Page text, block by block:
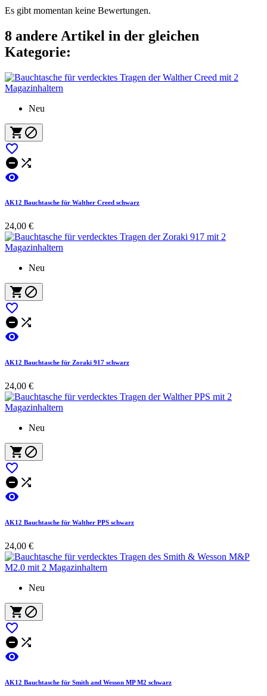
Es gibt momentan keine Bewertungen.
8 andere Artikel in der gleichen
Kategorie:
Neu
 

 

AK12 Bauchtasche für Walther Creed schwarz
24,00 €
Neu
 

 

AK12 Bauchtasche für Zoraki 917 schwarz
24,00 €
Neu
 

 

AK12 Bauchtasche für Walther PPS schwarz
24,00 €
Neu
 

 

AK12 Bauchtasche für Smith and Wesson MP M2 schwarz